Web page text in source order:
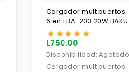
Cargador multipuertos
6 en 1 BA-203 20W BAKU
L750.00
Disponibilidad: Agotado
Cargador multipuertos